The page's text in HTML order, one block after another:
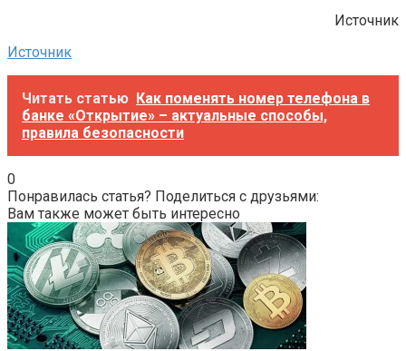
Источник
Источник
Читать статью Как поменять номер телефона в
банке «Открытие» – актуальные способы,
правила безопасности
0
Понравилась статья? Поделиться с друзьями:
Вам также может быть интересно